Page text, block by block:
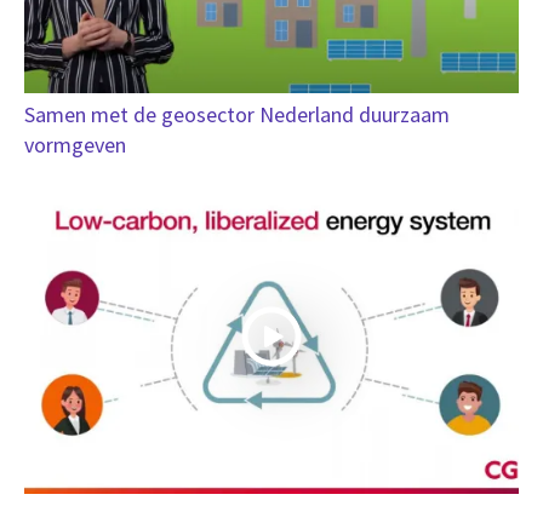
Samen met de geosector Nederland duurzaam
vormgeven